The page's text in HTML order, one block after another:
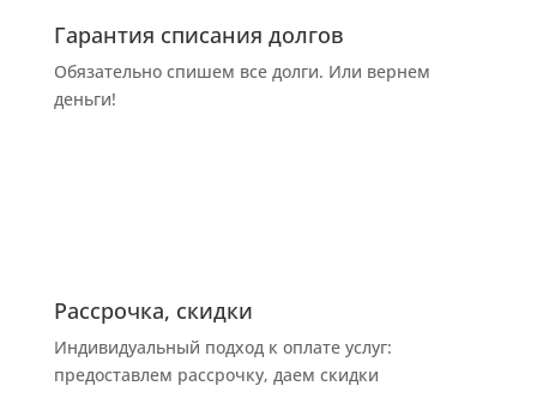
Гарантия списания долгов
Обязательно спишем все долги. Или вернем
деньги!
Рассрочка, скидки
Индивидуальный подход к оплате услуг:
предоставлем рассрочку, даем скидки